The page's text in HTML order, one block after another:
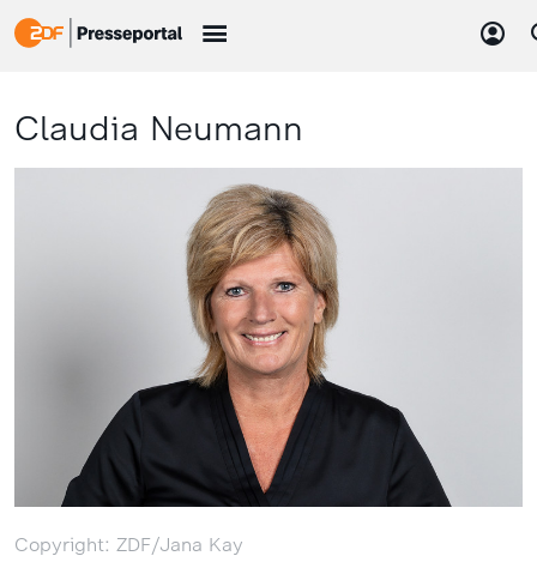
Claudia Neumann
Copyright: ZDF/Jana Kay